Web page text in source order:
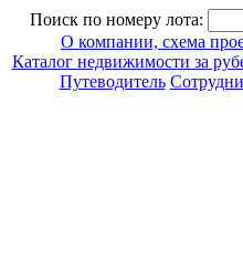
Поиск по номеру лота:
О компании, схема
Каталог недвижимости за
Путеводитель